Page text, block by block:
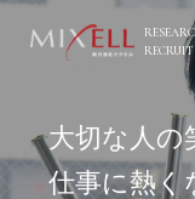
大切な 人 の
仕事に熱く